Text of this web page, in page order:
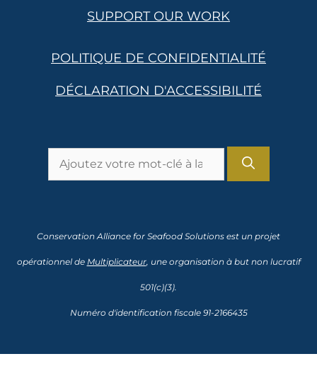
SUPPORT OUR WORK
POLITIQUE DE CONFIDENTIALITÉ
DÉCLARATION D'ACCESSIBILITÉ
Rechercher:
Conservation Alliance for Seafood Solutions est un projet
opérationnel de Multiplicateur, une organisation à but non lucratif
501(c)(3).
Numéro d'identification fiscale 91-2166435